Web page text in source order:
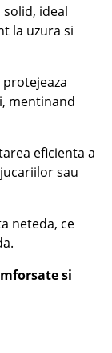
ideal
la uzura si
protejeaza
mentinand
eficienta a
sau
neteda, ce
si